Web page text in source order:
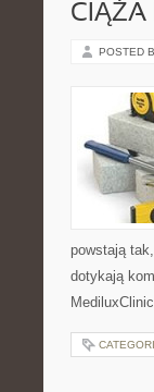
CIĄŻA
POSTED
powstają
dotykają